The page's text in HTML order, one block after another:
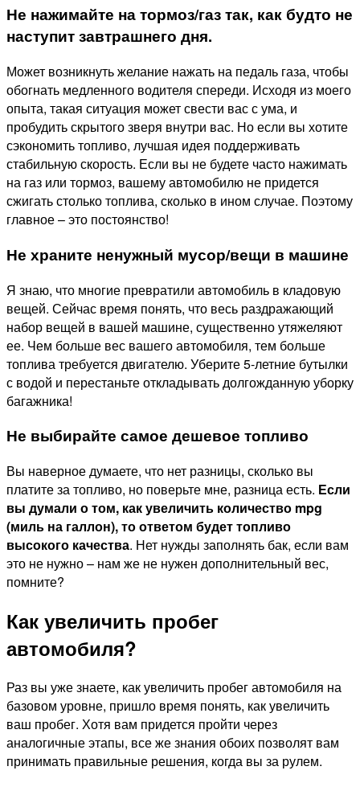
Не нажимайте на тормоз/газ так, как будто не
наступит завтрашнего дня.
Может возникнуть желание нажать на педаль газа, чтобы
обогнать медленного водителя спереди. Исходя из моего
опыта, такая ситуация может свести вас с ума, и
пробудить скрытого зверя внутри вас. Но если вы хотите
сэкономить топливо, лучшая идея поддерживать
стабильную скорость. Если вы не будете часто нажимать
на газ или тормоз, вашему автомобилю не придется
сжигать столько топлива, сколько в ином случае. Поэтому
главное – это постоянство!
Не храните ненужный мусор/вещи в машине
Я знаю, что многие превратили автомобиль в кладовую
вещей. Сейчас время понять, что весь раздражающий
набор вещей в вашей машине, существенно утяжеляют
ее. Чем больше вес вашего автомобиля, тем больше
топлива требуется двигателю. Уберите 5-летние бутылки
с водой и перестаньте откладывать долгожданную уборку
багажника!
Не выбирайте самое дешевое топливо
Вы наверное думаете, что нет разницы, сколько вы
платите за топливо, но поверьте мне, разница есть. Если
вы думали о том, как увеличить количество mpg
(миль на галлон), то ответом будет топливо
высокого качества. Нет нужды заполнять бак, если вам
это не нужно – нам же не нужен дополнительный вес,
помните?
Как увеличить пробег
автомобиля?
Раз вы уже знаете, как увеличить пробег автомобиля на
базовом уровне, пришло время понять, как увеличить
ваш пробег. Хотя вам придется пройти через
аналогичные этапы, все же знания обоих позволят вам
принимать правильные решения, когда вы за рулем.